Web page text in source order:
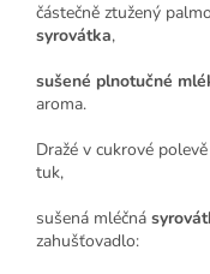
částečně ztužený
syrovátka,
sušené plnotučné
aroma.
Dražé v cukrové
tuk,
sušená mléčná
zahušťovadlo: